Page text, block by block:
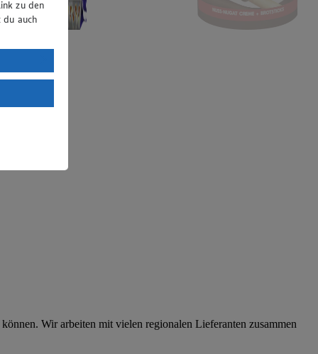
Wir arbeiten mit vielen regionalen Lieferanten zusammen
zu den
auch
DSGVO
mit
das